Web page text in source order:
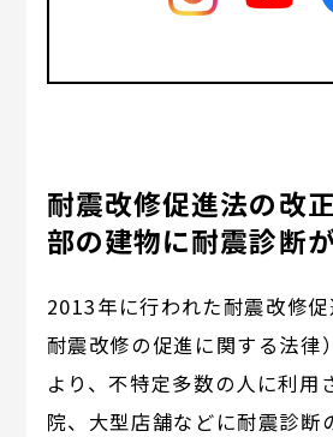
耐震改修促進法の改
部の建物に耐震診断
2013年に行われた耐震改修
耐震改修の促進に関する法律
より、不特定多数の人に利用
院、大型店舗などに耐震診断